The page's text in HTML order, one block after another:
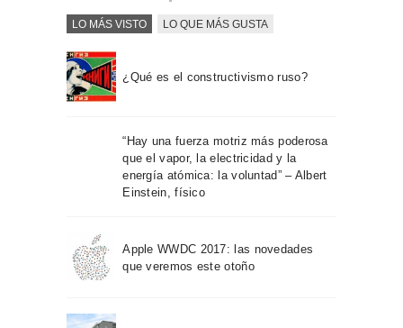
LO MÁS VISTO LO QUE MÁS GUSTA
¿Qué es el constructivismo ruso?
“Hay una fuerza motriz más poderosa
que el vapor, la electricidad y la
energía atómica: la voluntad” – Albert
Einstein, físico
Apple WWDC 2017: las novedades
que veremos este otoño